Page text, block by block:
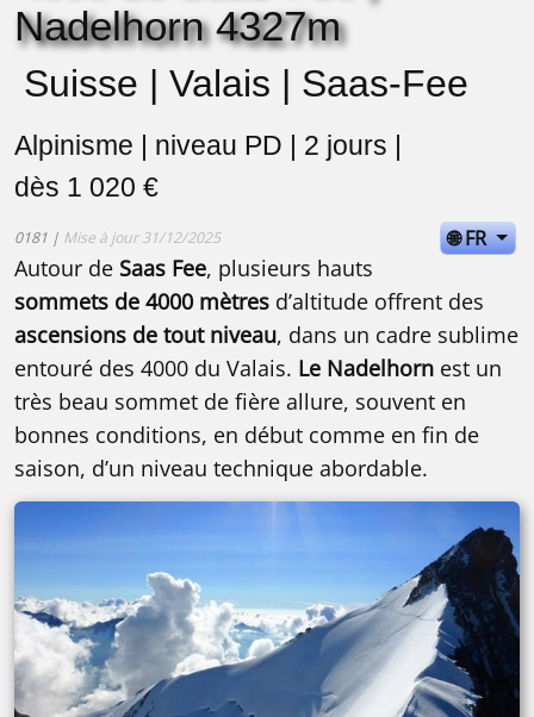
Nadelhorn 4327m
Suisse | Valais | Saas-Fee
Alpinisme | niveau PD | 2 jours |
dès 1 020 €
0181 | Mise à jour 31/12/2025 🌐 FR
Autour de Saas Fee, plusieurs hauts
sommets de 4000 mètres d’altitude offrent des
ascensions de tout niveau, dans un cadre sublime
entouré des 4000 du Valais. Le Nadelhorn est un
très beau sommet de fière allure, souvent en
bonnes conditions, en début comme en fin de
saison, d’un niveau technique abordable.